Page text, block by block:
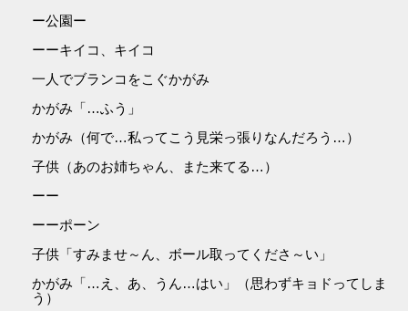
ー公園ー
ーーキイコ、キイコ
一人でブランコをこぐかがみ
かがみ「…ふう」
かがみ（何で…私ってこう見栄っ張りなんだろう…）
子供（あのお姉ちゃん、また来てる…）
ーー
ーーポーン
子供「すみませ～ん、ボール取ってくださ～い」
かがみ「…え、あ、うん…はい」（思わずキョドってしま
う）